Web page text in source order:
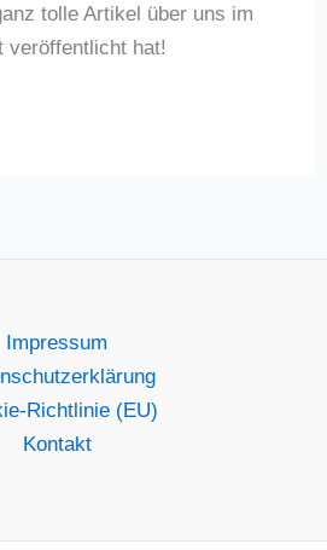
tolle Artikel über uns im
veröffentlicht hat!
Impressum
Richtlinie (EU)
Kontakt